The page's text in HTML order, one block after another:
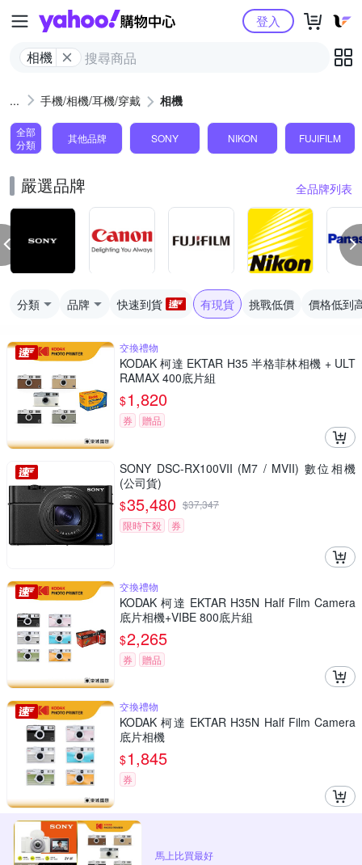
Yahoo購物中心
相機
登入
手機/相機/耳機/穿戴 相機
全部
分類
其他品牌 SONY NIKON FUJIFILM
嚴選品牌 全品牌列表
分類 品牌 快速到貨 有現貨 挑戰低價 價格低到
交換禮物
KODAK 柯達 EKTAR H35 半格菲林相機 + ULT
RAMAX 400底片組
$1,820
券 贈品
SONY DSC-RX100VII (M7 / MVII) 數位相機
(公司貨)
$35,480 $37,347
限時下殺
券
交換禮物
KODAK 柯達 EKTAR H35N Half Film Camera
底片相機+VIBE 800底片組
$2,265
券 贈品
交換禮物
KODAK 柯達 EKTAR H35N Half Film Camera
底片相機
$1,845
券
馬上比買最好